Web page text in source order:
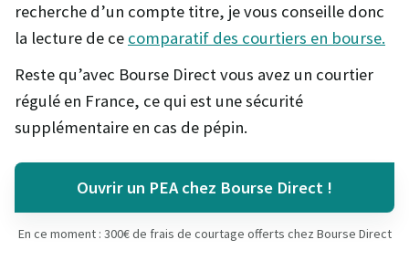
recherche d’un compte titre, je vous conseille donc
la lecture de ce comparatif des courtiers en bourse.
Reste qu’avec Bourse Direct vous avez un courtier
régulé en France, ce qui est une sécurité
supplémentaire en cas de pépin.
Ouvrir un PEA chez Bourse Direct !
En ce moment : 300€ de frais de courtage offerts chez Bourse Direct